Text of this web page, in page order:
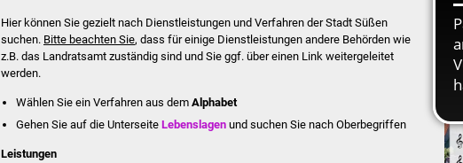
Hier können Sie gezielt nach Dienstleistungen und Verfahren der Stadt Süßen
suchen. Bitte beachten Sie, dass für einige Dienstleistungen andere Behörden wie
z.B. das Landratsamt zuständig sind und Sie ggf. über einen Link weitergeleitet
werden.
Wählen Sie ein Verfahren aus dem Alphabet
Gehen Sie auf die UnterseiteLebenslagen und suchen Sie nach Oberbegriffen
Leistungen